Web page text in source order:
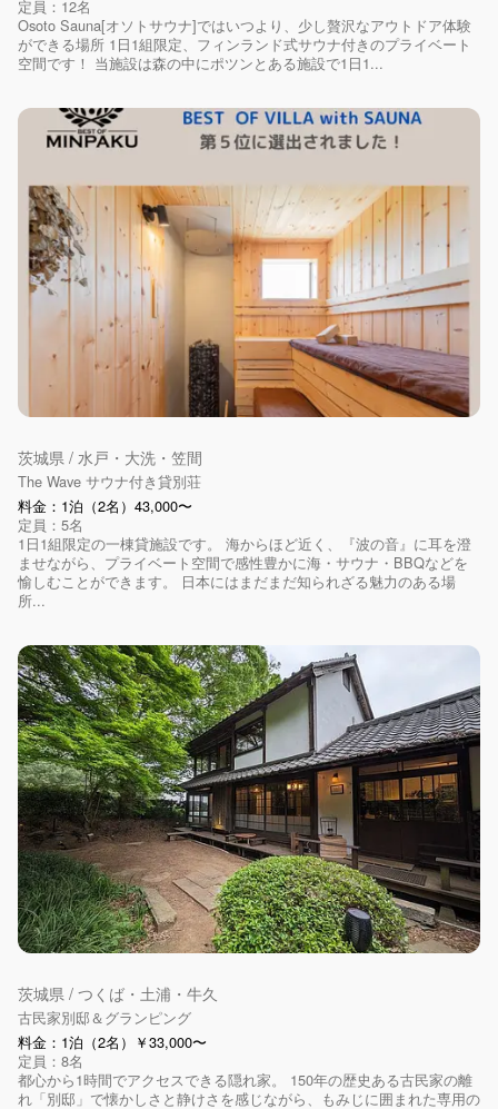
定員：12名
Osoto Sauna[オソトサウナ]ではいつより、少し贅沢なアウトドア体験
ができる場所 1日1組限定、フィンランド式サウナ付きのプライベート
空間です！ 当施設は森の中にポツンとある施設で1日1...
茨城県 / 水戸・大洗・笠間
The Wave サウナ付き貸別荘
料金：1泊（2名）43,000〜
定員：5名
1日1組限定の一棟貸施設です。 海からほど近く、『波の音』に耳を澄
ませながら、プライベート空間で感性豊かに海・サウナ・BBQなどを
愉しむことができます。 日本にはまだまだ知られざる魅力のある場
所...
茨城県 / つくば・土浦・牛久
古民家別邸＆グランピング
料金：1泊（2名）￥33,000〜
定員：8名
都心から1時間でアクセスできる隠れ家。 150年の歴史ある古民家の離
れ「別邸」で懐かしさと静けさを感じながら、もみじに囲まれた専用の